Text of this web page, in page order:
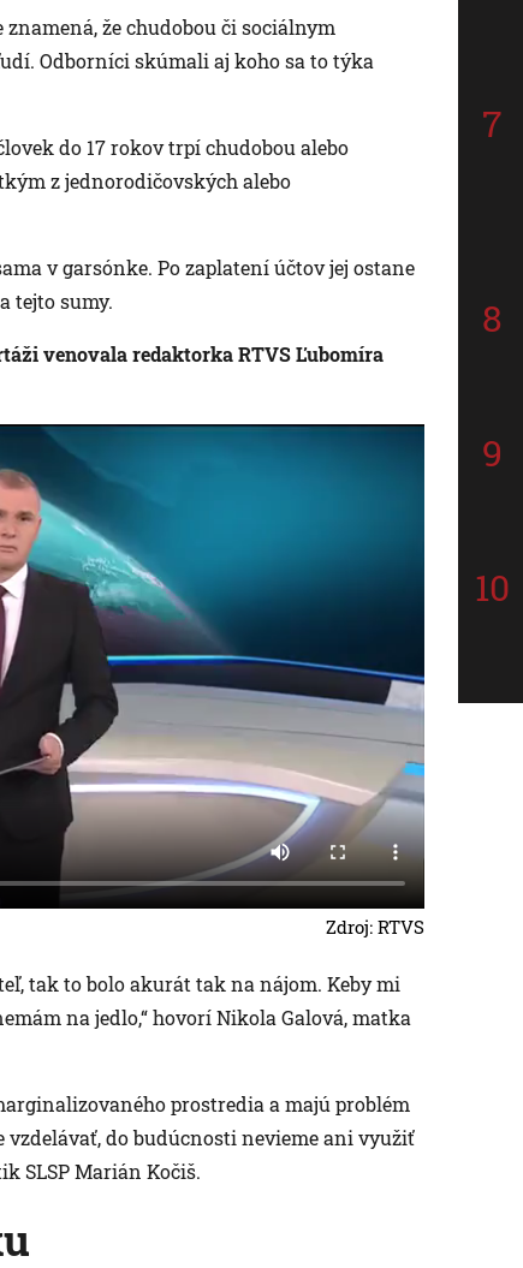
že chudobou či sociálnym
Odborníci skúmali aj koho sa to týka
do 17 rokov trpí chudobou alebo
z jednorodičovských alebo
v garsónke. Po zaplatení účtov jej ostane
tejto sumy.
venovala redaktorka RTVS Ľubomíra
Zdroj: RTVS
tak to bolo akurát tak na nájom. Keby mi
na jedlo,“ hovorí Nikola Galová, matka
prostredia a majú problém
do budúcnosti nevieme ani využiť
SLSP Marián Kočiš.